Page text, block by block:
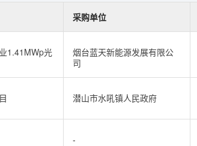
采购单位
1.41MWp光
烟台蓝天新能源发展有限公
司
潜山市水吼镇人民政府
-